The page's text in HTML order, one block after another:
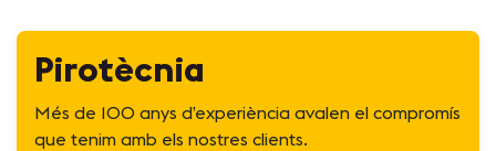
Pirotècnia
Més de 100 anys d’experiència avalen el compromís
que tenim amb els nostres clients.